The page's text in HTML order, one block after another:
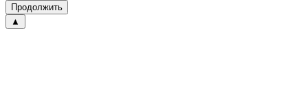
Продолжить
▲